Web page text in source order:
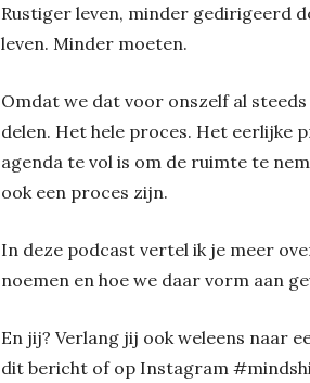
Rustiger leven, minder gedirigeerd
leven. Minder moeten.
Omdat we dat voor onszelf al
delen. Het hele proces. Het eerlijke
agenda te vol is om de ruimte te
ook een proces zijn.
In deze podcast vertel ik je meer
noemen en hoe we daar vorm aan
En jij? Verlang jij ook weleens naar
dit bericht of op Instagram